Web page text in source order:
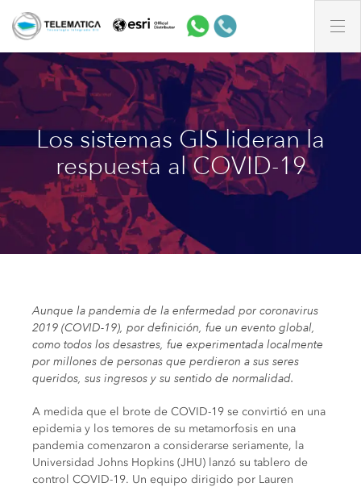
Los sistemas GIS lideran la
respuesta al COVID-19
Aunque la pandemia de la enfermedad por coronavirus
2019 (COVID-19), por definición, fue un evento global,
como todos los desastres, fue experimentada localmente
por millones de personas que perdieron a sus seres
queridos, sus ingresos y su sentido de normalidad.
A medida que el brote de COVID-19 se convirtió en una
epidemia y los temores de su metamorfosis en una
pandemia comenzaron a considerarse seriamente, la
Universidad Johns Hopkins (JHU) lanzó su tablero de
control COVID-19. Un equipo dirigido por Lauren